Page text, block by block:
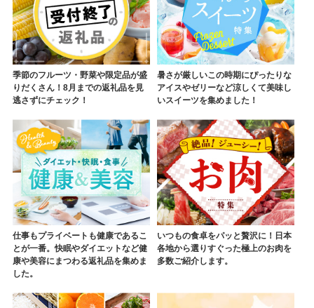
季節のフルーツ・野菜や限定品が盛
りだくさん！8月までの返礼品を見
逃さずにチェック！
暑さが厳しいこの時期にぴったりな
アイスやゼリーなど涼しくて美味し
いスイーツを集めました！
仕事もプライベートも健康であるこ
とが一番。快眠やダイエットなど健
康や美容にまつわる返礼品を集めま
した。
いつもの食卓をパッと贅沢に！日本
各地から選りすぐった極上のお肉を
多数ご紹介します。